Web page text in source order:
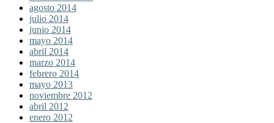
agosto 2014
julio 2014
junio 2014
mayo 2014
abril 2014
marzo 2014
febrero 2014
mayo 2013
noviembre 2012
abril 2012
enero 2012